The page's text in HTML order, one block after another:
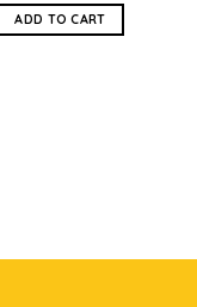
ADD TO CART